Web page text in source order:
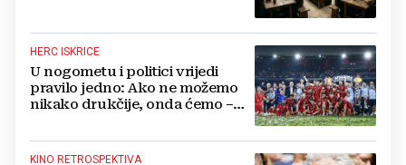
HERC ISKRICE
U nogometu i politici vrijedi
pravilo jedno: Ako ne možemo
nikako drukčije, onda ćemo –
KINO RETROSPEKTIVA